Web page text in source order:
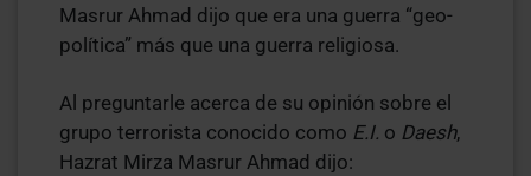
Masrur Ahmad dijo que era una guerra “geo-
política” más que una guerra religiosa.
Al preguntarle acerca de su opinión sobre el
grupo terrorista conocido como E.I. o Daesh,
Hazrat Mirza Masrur Ahmad dijo: